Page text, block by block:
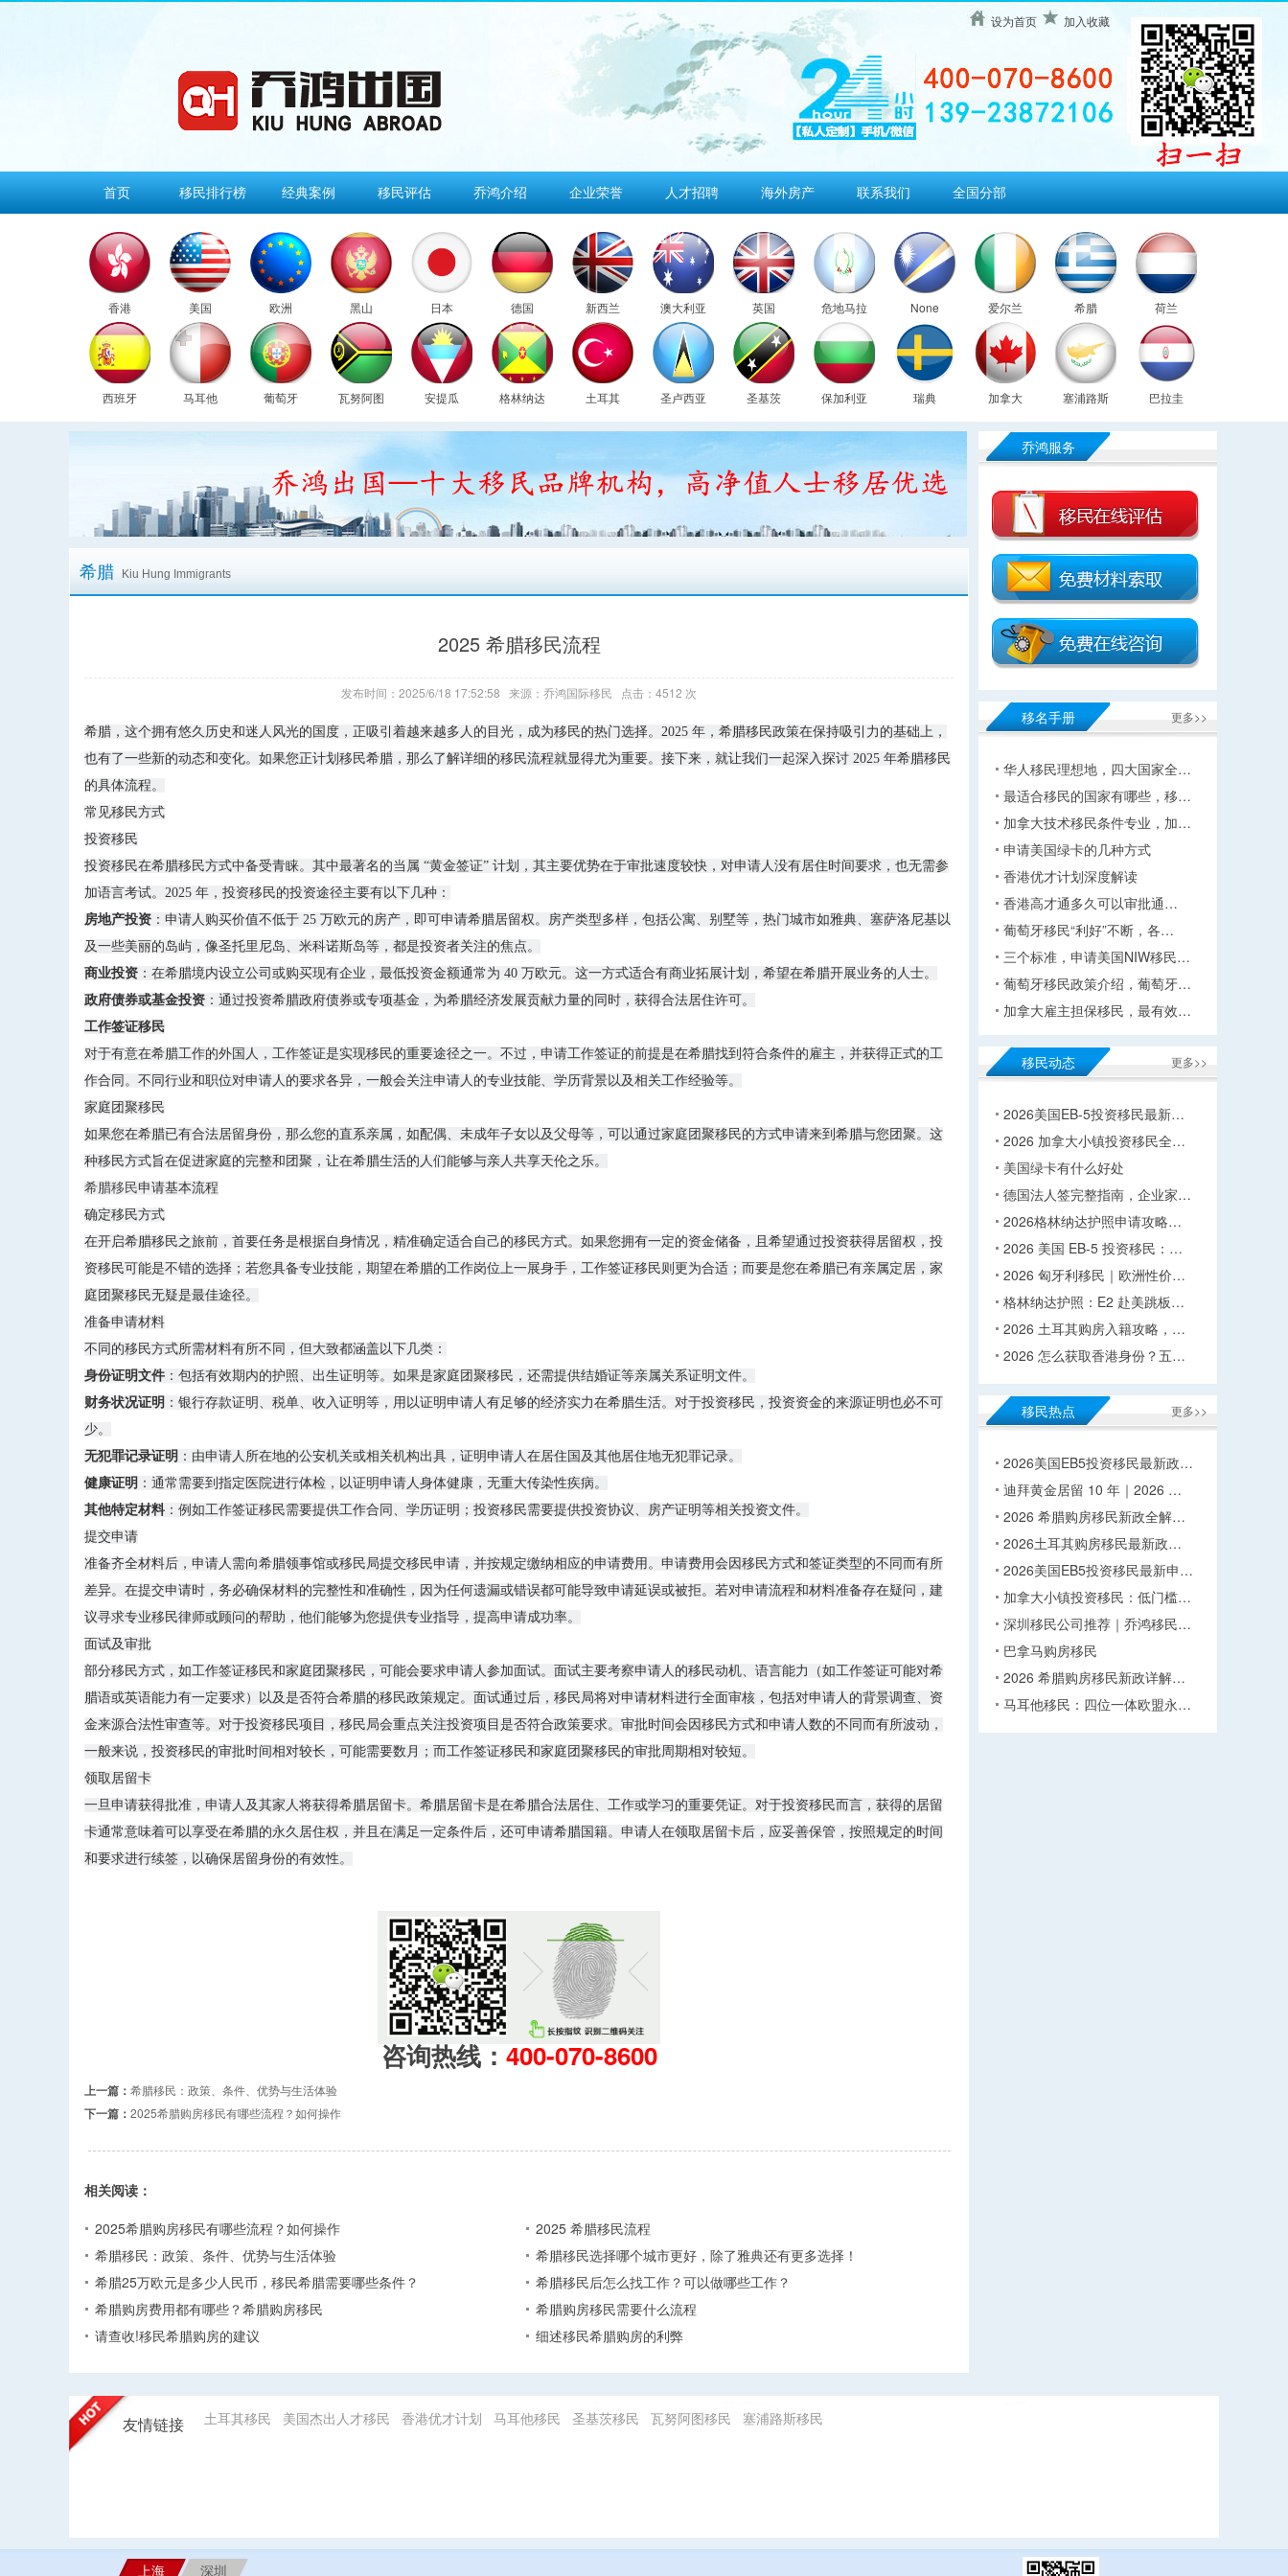
设为首页 加入收藏
首页 移民排行榜 经典案例 移民评估 乔鸿介绍 企业荣誉 人才招聘 海外房产 联系我们 全国分部
香港 美国 欧洲 黑山 日本 德国 新西兰 澳大利亚 英国 危地马拉 None 爱尔兰 希腊 荷兰
西班牙 马耳他 葡萄牙 瓦努阿图 安提瓜 格林纳达 土耳其 圣卢西亚 圣基茨 保加利亚 瑞典 加拿大 塞浦路斯 巴拉圭
希腊 Kiu Hung Immigrants
2025 希腊移民流程
发布时间：2025/6/18 17:52:58 来源：乔鸿国际移民 点击：4512 次
希腊，这个拥有悠久历史和迷人风光的国度，正吸引着越来越多人的目光，成为移民的热门选择。2025 年，希腊移民政策在保持吸引力的基础上，
也有了一些新的动态和变化。如果您正计划移民希腊，那么了解详细的移民流程就显得尤为重要。接下来，就让我们一起深入探讨 2025 年希腊移民
的具体流程。
常见移民方式
投资移民
投资移民在希腊移民方式中备受青睐。其中最著名的当属 “黄金签证” 计划，其主要优势在于审批速度较快，对申请人没有居住时间要求，也无需参
加语言考试。2025 年，投资移民的投资途径主要有以下几种：
房地产投资 ：申请人购买价值不低于 25 万欧元的房产，即可申请希腊居留权。房产类型多样，包括公寓、别墅等，热门城市如雅典、塞萨洛尼基以
及一些美丽的岛屿，像圣托里尼岛、米科诺斯岛等，都是投资者关注的焦点。
商业投资 ：在希腊境内设立公司或购买现有企业，最低投资金额通常为 40 万欧元。这一方式适合有商业拓展计划，希望在希腊开展业务的人士。
政府债券或基金投资 ：通过投资希腊政府债券或专项基金，为希腊经济发展贡献力量的同时，获得合法居住许可。
工作签证移民
对于有意在希腊工作的外国人，工作签证是实现移民的重要途径之一。不过，申请工作签证的前提是在希腊找到符合条件的雇主，并获得正式的工
作合同。不同行业和职位对申请人的要求各异，一般会关注申请人的专业技能、学历背景以及相关工作经验等。
家庭团聚移民
如果您在希腊已有合法居留身份，那么您的直系亲属，如配偶、未成年子女以及父母等，可以通过家庭团聚移民的方式申请来到希腊与您团聚。这
种移民方式旨在促进家庭的完整和团聚，让在希腊生活的人们能够与亲人共享天伦之乐。
希腊移民申请基本流程
确定移民方式
在开启希腊移民之旅前，首要任务是根据自身情况，精准确定适合自己的移民方式。如果您拥有一定的资金储备，且希望通过投资获得居留权，投
资移民可能是不错的选择；若您具备专业技能，期望在希腊的工作岗位上一展身手，工作签证移民则更为合适；而要是您在希腊已有亲属定居，家
庭团聚移民无疑是最佳途径。
准备申请材料
不同的移民方式所需材料有所不同，但大致都涵盖以下几类：
身份证明文件 ：包括有效期内的护照、出生证明等。如果是家庭团聚移民，还需提供结婚证等亲属关系证明文件。
财务状况证明 ：银行存款证明、税单、收入证明等，用以证明申请人有足够的经济实力在希腊生活。对于投资移民，投资资金的来源证明也必不可
少。
无犯罪记录证明 ：由申请人所在地的公安机关或相关机构出具，证明申请人在居住国及其他居住地无犯罪记录。
健康证明 ：通常需要到指定医院进行体检，以证明申请人身体健康，无重大传染性疾病。
其他特定材料 ：例如工作签证移民需要提供工作合同、学历证明；投资移民需要提供投资协议、房产证明等相关投资文件。
提交申请
准备齐全材料后，申请人需向希腊领事馆或移民局提交移民申请，并按规定缴纳相应的申请费用。申请费用会因移民方式和签证类型的不同而有所
差异。在提交申请时，务必确保材料的完整性和准确性，因为任何遗漏或错误都可能导致申请延误或被拒。若对申请流程和材料准备存在疑问，建
议寻求专业移民律师或顾问的帮助，他们能够为您提供专业指导，提高申请成功率。
面试及审批
部分移民方式，如工作签证移民和家庭团聚移民，可能会要求申请人参加面试。面试主要考察申请人的移民动机、语言能力（如工作签证可能对希
腊语或英语能力有一定要求）以及是否符合希腊的移民政策规定。面试通过后，移民局将对申请材料进行全面审核，包括对申请人的背景调查、资
金来源合法性审查等。对于投资移民项目，移民局会重点关注投资项目是否符合政策要求。审批时间会因移民方式和申请人数的不同而有所波动，
一般来说，投资移民的审批时间相对较长，可能需要数月；而工作签证移民和家庭团聚移民的审批周期相对较短。
领取居留卡
一旦申请获得批准，申请人及其家人将获得希腊居留卡。希腊居留卡是在希腊合法居住、工作或学习的重要凭证。对于投资移民而言，获得的居留
卡通常意味着可以享受在希腊的永久居住权，并且在满足一定条件后，还可申请希腊国籍。申请人在领取居留卡后，应妥善保管，按照规定的时间
和要求进行续签，以确保居留身份的有效性。
咨询热线： 400-070-8600
上一篇： 希腊移民：政策、条件、优势与生活体验
下一篇： 2025希腊购房移民有哪些流程？如何操作
相关阅读：
2025希腊购房移民有哪些流程？如何操作
2025 希腊移民流程
希腊移民：政策、条件、优势与生活体验
希腊移民选择哪个城市更好，除了雅典还有更多选择！
希腊25万欧元是多少人民币，移民希腊需要哪些条件？
希腊移民后怎么找工作？可以做哪些工作？
希腊购房费用都有哪些？希腊购房移民
希腊购房移民需要什么流程
请查收!移民希腊购房的建议
细述移民希腊购房的利弊
乔鸿服务
更多>>
移名手册
华人移民理想地，四大国家全…
最适合移民的国家有哪些，移…
加拿大技术移民条件专业，加…
申请美国绿卡的几种方式
香港优才计划深度解读
香港高才通多久可以审批通…
葡萄牙移民“利好”不断，各…
三个标准，申请美国NIW移民…
葡萄牙移民政策介绍，葡萄牙…
加拿大雇主担保移民，最有效…
更多>>
移民动态
2026美国EB-5投资移民最新…
2026 加拿大小镇投资移民全…
美国绿卡有什么好处
德国法人签完整指南，企业家…
2026格林纳达护照申请攻略…
2026 美国 EB-5 投资移民：…
2026 匈牙利移民｜欧洲性价…
格林纳达护照：E2 赴美跳板…
2026 土耳其购房入籍攻略，…
2026 怎么获取香港身份？五…
更多>>
移民热点
2026美国EB5投资移民最新政…
迪拜黄金居留 10 年｜2026 …
2026 希腊购房移民新政全解…
2026土耳其购房移民最新政…
2026美国EB5投资移民最新申…
加拿大小镇投资移民：低门槛…
深圳移民公司推荐｜乔鸿移民…
巴拿马购房移民
2026 希腊购房移民新政详解…
马耳他移民：四位一体欧盟永…
友情链接 土耳其移民 美国杰出人才移民 香港优才计划 马耳他移民 圣基茨移民 瓦努阿图移民 塞浦路斯移民
上海 深圳